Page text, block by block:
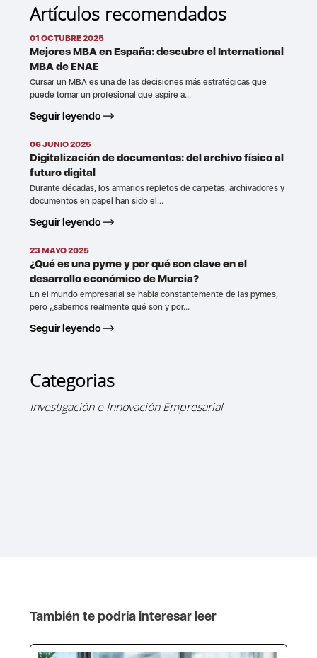
Artículos recomendados
01 OCTUBRE 2025
Mejores MBA en España: descubre el International
MBA de ENAE
Cursar un MBA es una de las decisiones más estratégicas que
puede tomar un profesional que aspire a...
Seguir leyendo
06 JUNIO 2025
Digitalización de documentos: del archivo físico al
futuro digital
Durante décadas, los armarios repletos de carpetas, archivadores y
documentos en papel han sido el...
Seguir leyendo
23 MAYO 2025
¿Qué es una pyme y por qué son clave en el
desarrollo económico de Murcia?
En el mundo empresarial se habla constantemente de las pymes,
pero ¿sabemos realmente qué son y por...
Seguir leyendo
Categorias
Investigación e Innovación Empresarial
También te podría interesar leer